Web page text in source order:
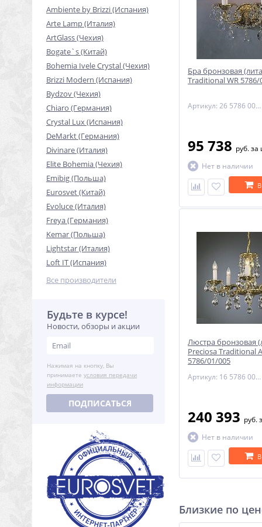
Ambiente by Brizzi (Испания)
Arte Lamp (Италия)
ArtGlass (Чехия)
Bogate`s (Китай)
Bohemia Ivele Crystal (Чехия)
Brizzi Modern (Испания)
Bydzov (Чехия)
Chiaro (Германия)
Crystal Lux (Испания)
DeMarkt (Германия)
Divinare (Италия)
Elite Bohemia (Чехия)
Emibig (Польша)
Eurosvet (Китай)
Evoluce (Италия)
Freya (Германия)
Kemar (Польша)
Lightstar (Италия)
Loft IT (Испания)
Все производители
Будьте в курсе!
Новости, обзоры и акции
Нажимая на кнопку, Вы
принимаете условия передачи
информации
ПОДПИСАТЬСЯ
Бра бронзовая
Traditional WR 5786/
Артикул: 26 5786 002 85 00 00 28
95 738 руб.за
Нет в наличии
Люстра бронзовая
Preciosa Traditional
5786/01/005
Артикул: 16 5786 005 85 00 00 28
240 393 руб.
Нет в наличии
Близкие по